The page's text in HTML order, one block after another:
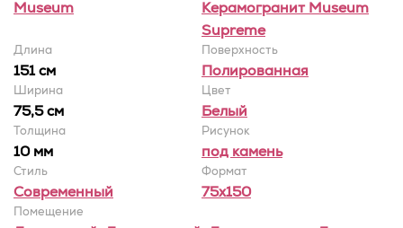
Museum
Керамогранит Museum
Supreme
Длина
151 см
Поверхность
Полированная
Ширина
75,5 cм
Цвет
Белый
Толщина
10 мм
Рисунок
под камень
Стиль
Современный
Формат
75x150
Помещение